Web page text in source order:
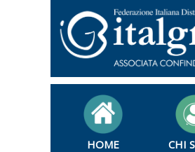
HOME CHI